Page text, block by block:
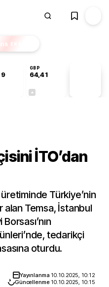
EKSTRA
GBP
64,41
İTO’dan
Türkiye’nin
alan Temsa, İstanbul
tedarikçi
oturdu.
Yayınlanma 10.10.2025, 10:12
Güncellenme 10.10.2025, 10:15